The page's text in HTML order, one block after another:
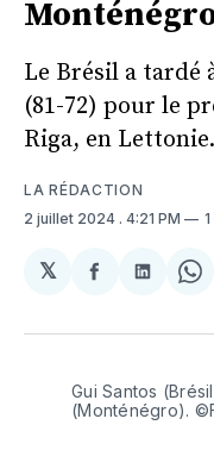
Le Brésil a tardé
(81-72) pour le
Riga, en Lettonie.
LA RÉDACTION
2 juillet 2024 . 4:21 PM
𝕏
Partager
Facebook
Gui Santos
(Monténégro).